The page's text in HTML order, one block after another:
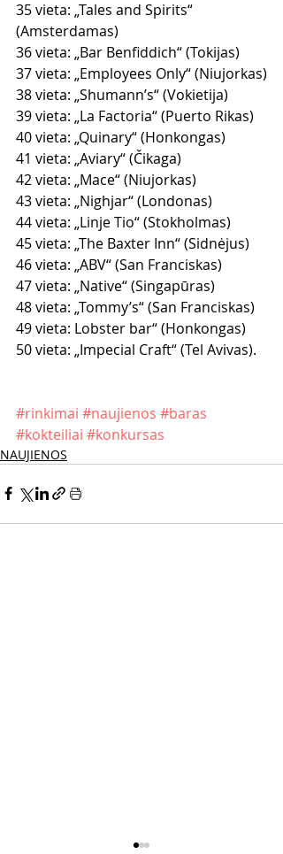
35 vieta: „Tales and Spirits“
(Amsterdamas)
36 vieta: „Bar Benfiddich“ (Tokijas)
37 vieta: „Employees Only“ (Niujorkas)
38 vieta: „Shumann’s“ (Vokietija)
39 vieta: „La Factoria“ (Puerto Rikas)
40 vieta: „Quinary“ (Honkongas)
41 vieta: „Aviary“ (Čikaga)
42 vieta: „Mace“ (Niujorkas)
43 vieta: „Nighjar“ (Londonas)
44 vieta: „Linje Tio“ (Stokholmas)
45 vieta: „The Baxter Inn“ (Sidnėjus)
46 vieta: „ABV“ (San Franciskas)
47 vieta: „Native“ (Singapūras)
48 vieta: „Tommy’s“ (San Franciskas)
49 vieta: Lobster bar“ (Honkongas)
50 vieta: „Impecial Craft“ (Tel Avivas).
#rinkimai #naujienos #baras
#kokteiliai #konkursas
NAUJIENOS